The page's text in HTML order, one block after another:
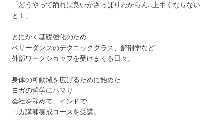
「どうやって踊れば良いかさっぱりわからん…上手くならない
と！」
とにかく基礎強化のため
ベリーダンスのテクニッククラス、解剖学など
外部ワークショップを受けまくる日々。
身体の可動域を広げるために始めた
ヨガの哲学にハマり
会社を辞めて、インドで
ヨガ講師養成コースを受講。